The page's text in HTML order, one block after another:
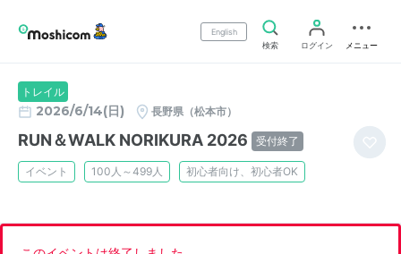
English
検索
ログイン メニュー
トレイル
2026/6/14(日) 長野県（松本市）
RUN＆WALK NORIKURA 2026 受付終了
イベント 100人～499人 初心者向け、初心者OK